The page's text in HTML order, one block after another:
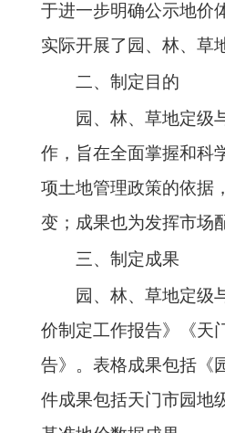
于进一步明确公示地价
实际开展了园、林、草
二、制定目的
园、林、草地定级
作，旨在全面掌握和科
项土地管理政策的依据
变；成果也为发挥市场
三、制定成果
园、林、草地定级
价制定工作报告》《天
告》。表格成果包括《
件成果包括天门市园地